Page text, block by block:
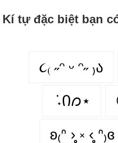
Kí tự đặc biệt bạn
૮₍ ˶ᵔ ᵕ ᵔ˶ ₎ა
݁ ˖Ი𐑼⋆
ʚ₍ᐢ ›̥̥̥ ༝ ‹̥̥̥ ᐢ₎ɞ